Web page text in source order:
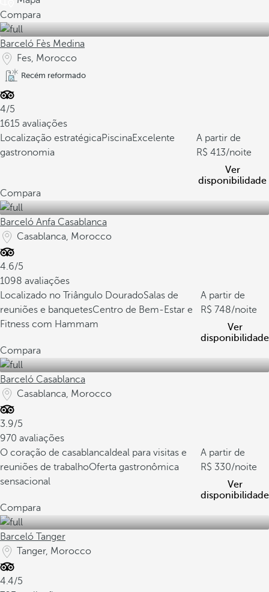
Compara
Barceló Fès Medina
Fes, Morocco
Recém reformado
4/5
1615 avaliações
Localização estratégicaPiscinaExcelente
gastronomia
A partir de
413/noite
Ver
disponibilidade
Compara
Barceló Anfa Casablanca
Casablanca, Morocco
4.6/5
1098 avaliações
Localizado no Triângulo DouradoSalas de
reuniões e banquetesCentro de Bem-Estar e
Fitness com Hammam
A partir de
748/noite
Ver
disponibilidade
Compara
Barceló Casablanca
Casablanca, Morocco
3.9/5
970 avaliações
O coração de casablanca Ideal para visitas e
reuniões de trabalhoOferta gastronômica
sensacional
A partir de
330/noite
Ver
disponibilidade
Compara
Barceló Tanger
Tanger, Morocco
4.4/5